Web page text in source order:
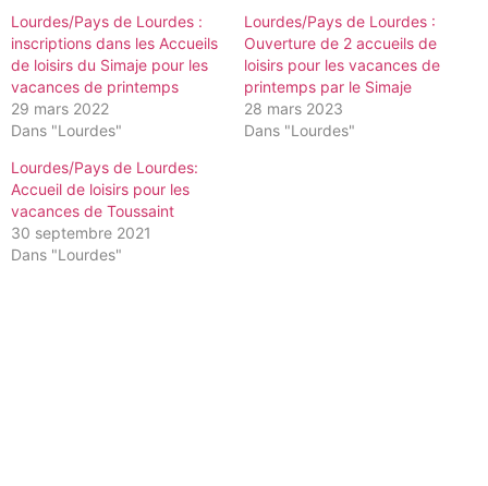
Lourdes/Pays de Lourdes :
inscriptions dans les Accueils
de loisirs du Simaje pour les
vacances de printemps
29 mars 2022
Dans "Lourdes"
Lourdes/Pays de Lourdes :
Ouverture de 2 accueils de
loisirs pour les vacances de
printemps par le Simaje
28 mars 2023
Dans "Lourdes"
Lourdes/Pays de Lourdes:
Accueil de loisirs pour les
vacances de Toussaint
30 septembre 2021
Dans "Lourdes"